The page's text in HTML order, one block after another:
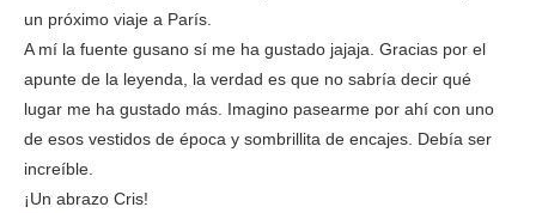
un próximo viaje a París.
A mí la fuente gusano sí me ha gustado jajaja. Gracias por el
apunte de la leyenda, la verdad es que no sabría decir qué
lugar me ha gustado más. Imagino pasearme por ahí con uno
de esos vestidos de época y sombrillita de encajes. Debía ser
increíble.
¡Un abrazo Cris!